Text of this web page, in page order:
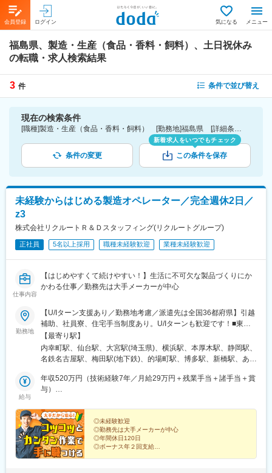
会員登録 ログイン 気になる メニュー
福島県、製造・生産（食品・香料・飼料）、土日祝休み
の転職・求人検索結果
3 件 条件で並び替え
現在の検索条件
[職種]製造・生産（食品・香料・飼料） [勤務地]福島県 [詳細条件](休日・働き方)土日祝休み
条件の変更
新着求人をいつでもチェック
この条件を保存
未経験からはじめる製造オペレーター／完全週休2日／
z3
株式会社リクルートＲ＆Ｄスタッフィング(リクルートグループ)
正社員 5名以上採用 職種未経験歓迎 業種未経験歓迎
仕事内容
【はじめやすくて続けやすい！】生活に不可欠な製品づくりにか
かわる仕事／勤務先は大手メーカーが中心
勤務地
【U/Iターン支援あり／勤務地考慮／派遣先は全国36都府県】引越
補助、社員寮、住宅手当制度あり。U/Iターンも歓迎です！■東北
エリア／青森・岩手・宮城・秋田・山形・福島■関東エリア／東
京・埼玉・神奈川・千葉・茨城・栃木・群馬■北信越エリア／長
野・山梨・福井■東海エリア／静岡・愛知・三重・岐阜■関西エリ
山・山口・香川■九州エリア／福岡・長崎・熊本・佐賀・大分・宮
崎・鹿児島 ※転勤の可能性あり※受動喫煙対策：原則あり（勤務先
【最寄り駅】
内幸町駅、仙台駅、大宮駅(埼玉県)、横浜駅、本厚木駅、静岡駅、
名鉄名古屋駅、梅田駅(地下鉄)、的場町駅、博多駅、新橋駅、あお
線)、稲荷町駅(広島県)、虎ノ門駅、仙台駅(地下鉄)、反町駅、日吉
町駅、名古屋駅、大阪梅田駅(阪急線)、猿猴橋町駅
給与
年収520万円（技術経験7年／月給29万円＋残業手当＋諸手当＋賞
与）
与）
◎未経験歓迎
◎勤務先は大手メーカーが中心
◎年間休日120日
◎ボーナス年２回支給